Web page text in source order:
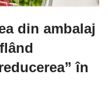
din ambalaj
în